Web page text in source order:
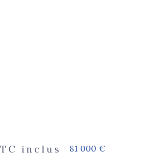
inclus 81 000 €